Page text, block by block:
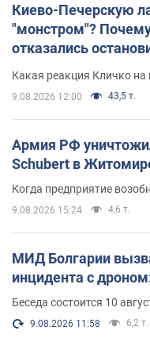
Киево-Печерскую
"монстром"?
отказались
Какая реакция Кличко на
9.08.2026 12:00 43,5 т.
Армия РФ
Schubert в
Когда предприятие
9.08.2026 15:24 4,6 т.
МИД Болгарии
инцидента с
Беседа состоится 10
9.08.2026 11:58 6,2 т.